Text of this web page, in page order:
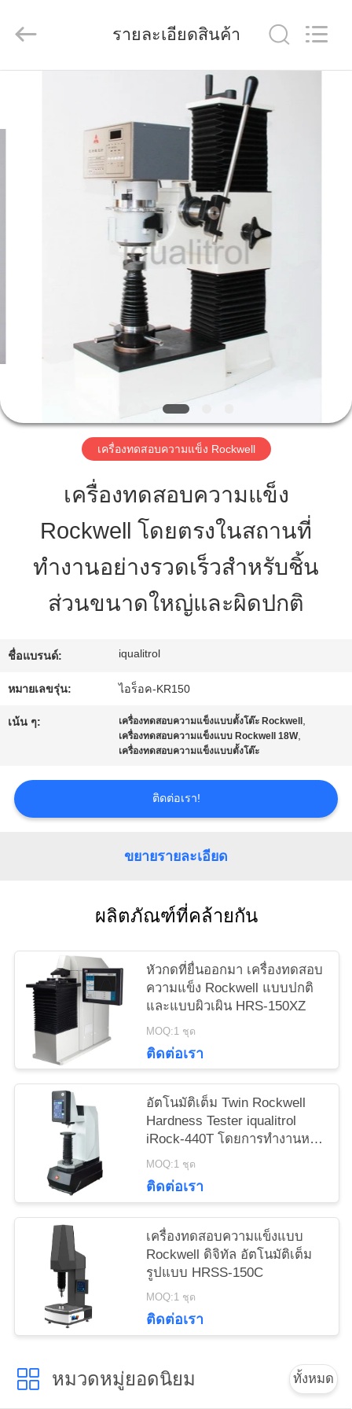
ทัวร์
โรงงาน
ควบคุม
คุณภาพ
เว็บไซต์
PRIVACY
Control
Technology
Rights
รายละเอียดสินค้า
เครื่องทดสอบความแข็ง Rockwell
เครื่องทดสอบความแข็ง
Rockwell โดยตรงในสถานที่
ทำงานอย่างรวดเร็วสำหรับชิ้น
ส่วนขนาดใหญ่และผิดปกติ
ชื่อแบรนด์: iqualitrol
หมายเลขรุ่น: ไอร็อค-KR150
เน้น ๆ: เครื่องทดสอบความแข็งแบบตั้งโต๊ะ Rockwell ,
เครื่องทดสอบความแข็งแบบ Rockwell 18W,
เครื่องทดสอบความแข็งแบบตั้งโต๊ะ
ติดต่อเรา!
ขยายรายละเอียด
ผลิตภัณฑ์ที่คล้ายกัน
หัวกดที่ยื่นออกมา เครื่องทดสอบ
ความแข็ง Rockwell แบบปกติ
และแบบผิวเผิน HRS-150XZ
MOQ:1 ชุด
ติดต่อเรา
อัตโนมัติเต็ม Twin Rockwell
Hardness Tester iqualitrol
iRock-440T โดยการทํางานหนึ่ง
คีย์
MOQ:1 ชุด
ติดต่อเรา
เครื่องทดสอบความแข็งแบบ
Rockwell ดิจิทัล อัตโนมัติเต็ม
รูปแบบ HRSS-150C
MOQ:1 ชุด
ติดต่อเรา
หมวดหมู่ยอดนิยม ทั้งหมด